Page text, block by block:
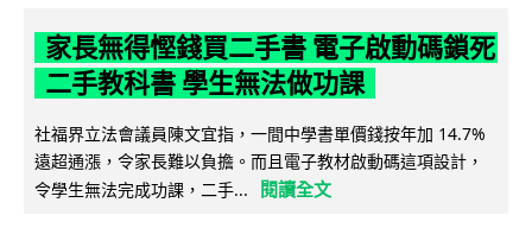
家長無得慳錢買二手書 電子啟動碼鎖死
二手教科書 學生無法做功課
社福界立法會議員陳文宜指，一間中學書單價錢按年加 14.7%
遠超通漲，令家長難以負擔。而且電子教材啟動碼這項設計，
令學生無法完成功課，二手...
閱讀全文